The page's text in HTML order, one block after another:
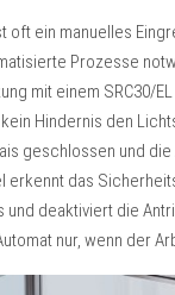
oft ein manuelles
Prozesse
mit einem SRC30/
Hindernis den
geschlossen und die
erkennt das
deaktiviert die
nur, wenn der